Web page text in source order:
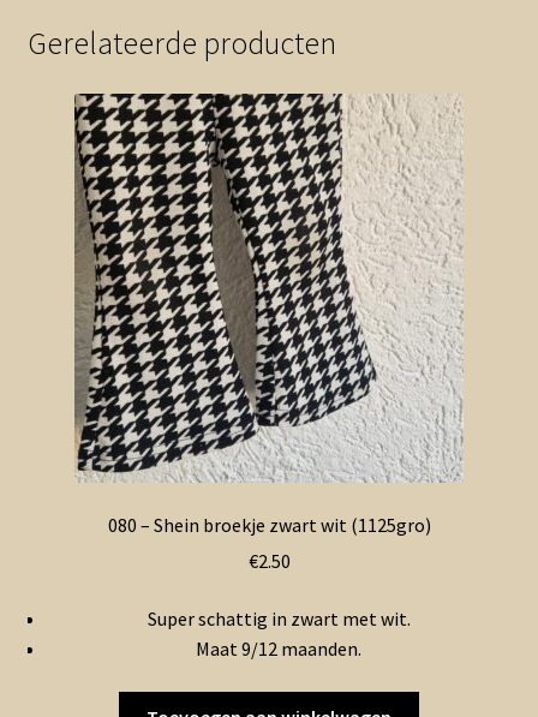
Gerelateerde producten
080 – Shein broekje zwart wit (1125gro)
€2.50
Super schattig in zwart met wit.
Maat 9/12 maanden.